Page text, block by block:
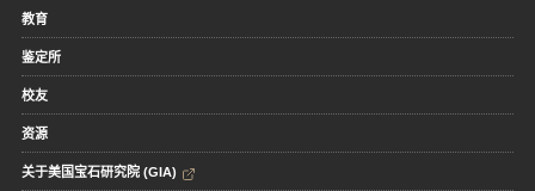
教育
鉴定所
校友
资源
关于美国宝石研究院 (GIA)